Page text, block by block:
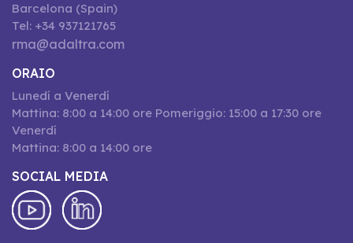
Barcelona (Spain)
Tel: +34 937121765
rma@adaltra.com
ORAIO
Lunedí a Venerdí
Mattina: 8:00 a 14:00 ore Pomeriggio: 15:00 a 17:30 ore
Venerdí
Mattina: 8:00 a 14:00 ore
SOCIAL MEDIA